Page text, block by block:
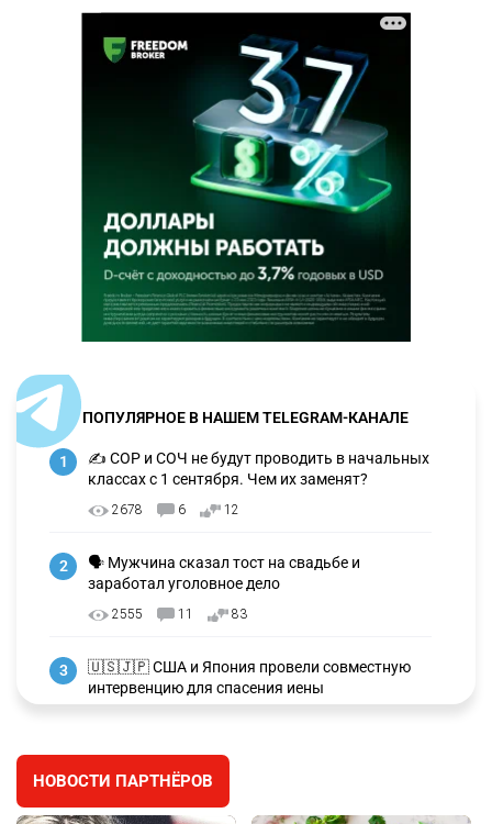
ПОПУЛЯРНОЕ В НАШЕМ TELEGRAM-КАНАЛЕ
1
✍️ СОР и СОЧ не будут проводить в начальных
классах с 1 сентября. Чем их заменят?
2678 6 12
2
🗣 Мужчина сказал тост на свадьбе и
заработал уголовное дело
2555 11 83
3
🇺🇸🇯🇵 США и Япония провели совместную
интервенцию для спасения иены
4
💬 Димаш Кудайберген ответил на критику
нового клипа
НОВОСТИ ПАРТНЁРОВ